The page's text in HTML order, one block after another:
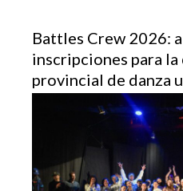
Battles Crew 2026:
inscripciones para
provincial de danza